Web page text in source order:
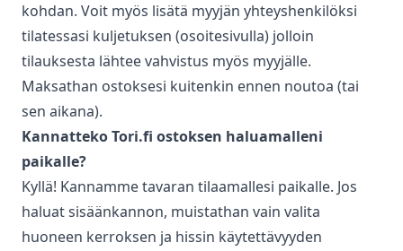
kohdan. Voit myös lisätä myyjän yhteyshenkilöksi
tilatessasi kuljetuksen (osoitesivulla) jolloin
tilauksesta lähtee vahvistus myös myyjälle.
Maksathan ostoksesi kuitenkin ennen noutoa (tai
sen aikana).
Kannatteko Tori.fi ostoksen haluamalleni
paikalle?
Kyllä! Kannamme tavaran tilaamallesi paikalle. Jos
haluat sisäänkannon, muistathan vain valita
huoneen kerroksen ja hissin käytettävyyden